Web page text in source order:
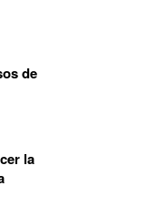
de
la